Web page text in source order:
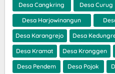
Desa Cangkring Desa Curug
Desa Harjowinangun
Desa Karangrejo Desa
Desa Kramat Desa Kronggen
Desa Pendem Desa Pojok